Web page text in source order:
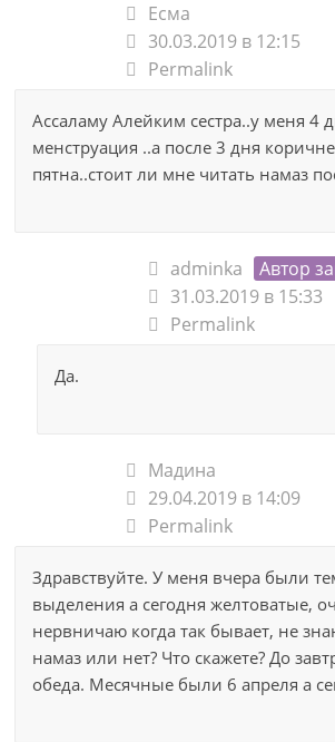
Есма
30.03.2019 в 12:15
Permalink
Ассаламу Алейким сестра..у меня 4
менструация ..а после 3 дня
пятна..стоит ли мне читать намаз
adminka
Автор
31.03.2019 в 15:33
Permalink
Да.
Мадина
29.04.2019 в 14:09
Permalink
Здравствуйте. У меня вчера были
выделения а сегодня желтоватые,
нервничаю когда так бывает, не
намаз или нет? Что скажете? До
обеда. Месячные были 6 апреля а